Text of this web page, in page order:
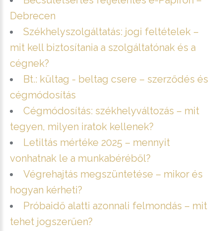
Debrecen
Székhelyszolgáltatás: jogi feltételek –
mit kell biztosítania a szolgáltatónak és a
cégnek?
Bt.: kültag - beltag csere – szerződés és
cégmódosítás
Cégmódosítás: székhelyváltozás – mit
tegyen, milyen iratok kellenek?
Letiltás mértéke 2025 – mennyit
vonhatnak le a munkabéréből?
Végrehajtás megszüntetése – mikor és
hogyan kérheti?
Próbaidő alatti azonnali felmondás – mit
tehet jogszerűen?